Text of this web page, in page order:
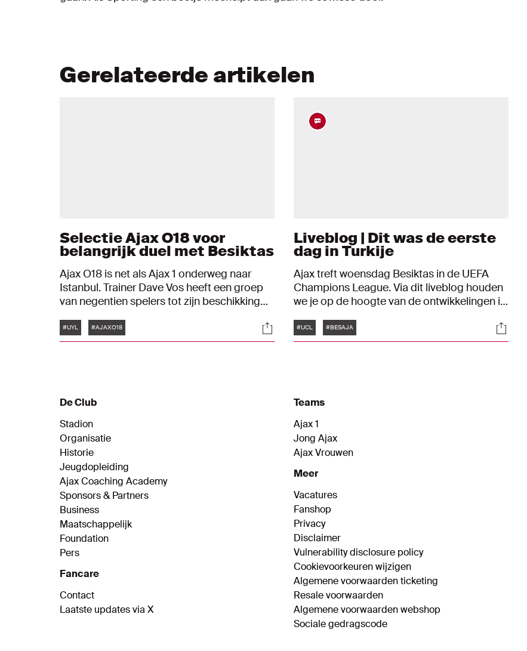
Gerelateerde artikelen
Selectie Ajax O18 voor
belangrijk duel met Besiktas
Ajax O18 is net als Ajax 1 onderweg naar
Istanbul. Trainer Dave Vos heeft een groep
van negentien spelers tot zijn beschikking
Tags
#UYL #AJAXO18 Socials
Liveblog | Dit was de eerste
dag in Turkije
Ajax treft woensdag Besiktas in de UEFA
Champions League. Via dit liveblog houden
we je op de hoogte van de ontwikkelingen in
Tags
#UCL #BESAJA
De Club
Stadion
Organisatie
Historie
Jeugdopleiding
Ajax Coaching Academy
Sponsors & Partners
Business
Maatschappelijk
Foundation
Pers
Fancare
Contact
Laatste updates via X
Teams
Ajax 1
Jong Ajax
Ajax Vrouwen
Meer
Vacatures
Fanshop
Privacy
Disclaimer
Vulnerability disclosure policy
Cookievoorkeuren wijzigen
Algemene voorwaarden ticketing
Resale voorwaarden
Algemene voorwaarden webshop
Sociale gedragscode